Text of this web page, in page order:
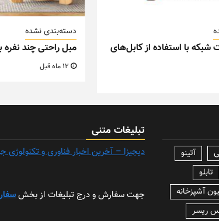
شبکه با استفاده از کابل‌های
دسته‌بندی نشده
مبل راحتی چند نفره
آتینو
تابلو
آشپزخانه
ریسر
تبلیغات متنی
دیجیزا – آخرین اخبار فناوری و تکنولوژی
جهت سفارش و درج تبلیغات از بخش